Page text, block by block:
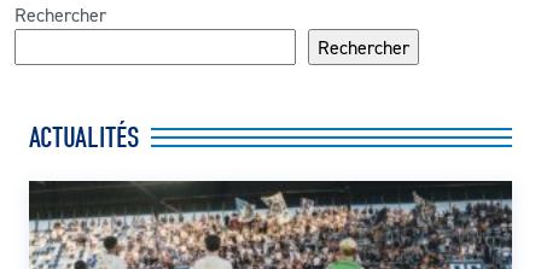
Rechercher
Rechercher
ACTUALITÉS